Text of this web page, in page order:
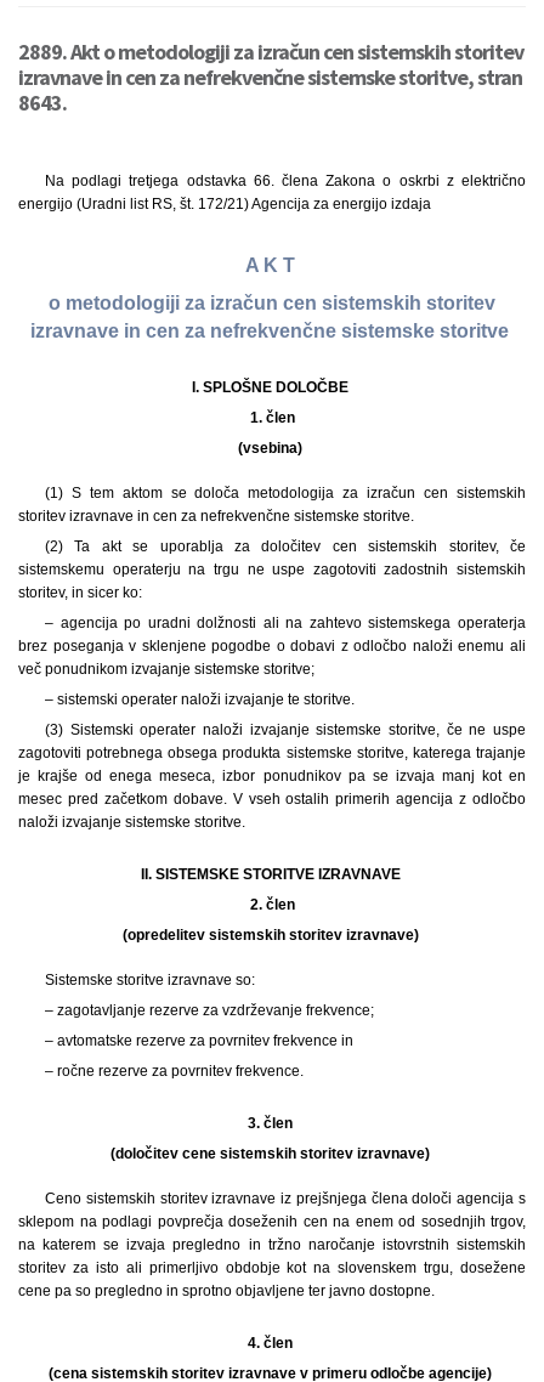
2889. Akt o metodologiji za izračun cen sistemskih storitev
izravnave in cen za nefrekvenčne sistemske storitve, stran
8643.
Na podlagi tretjega odstavka 66. člena Zakona o oskrbi z električno
energijo (Uradni list RS, št. 172/21) Agencija za energijo izdaja
A K T
o metodologiji za izračun cen sistemskih storitev
izravnave in cen za nefrekvenčne sistemske storitve
I. SPLOŠNE DOLOČBE
1. člen
(vsebina)
(1) S tem aktom se določa metodologija za izračun cen sistemskih
storitev izravnave in cen za nefrekvenčne sistemske storitve.
(2) Ta akt se uporablja za določitev cen sistemskih storitev, če
sistemskemu operaterju na trgu ne uspe zagotoviti zadostnih sistemskih
storitev, in sicer ko:
– agencija po uradni dolžnosti ali na zahtevo sistemskega operaterja
brez poseganja v sklenjene pogodbe o dobavi z odločbo naloži enemu ali
več ponudnikom izvajanje sistemske storitve;
– sistemski operater naloži izvajanje te storitve.
(3) Sistemski operater naloži izvajanje sistemske storitve, če ne uspe
zagotoviti potrebnega obsega produkta sistemske storitve, katerega trajanje
je krajše od enega meseca, izbor ponudnikov pa se izvaja manj kot en
mesec pred začetkom dobave. V vseh ostalih primerih agencija z odločbo
naloži izvajanje sistemske storitve.
II. SISTEMSKE STORITVE IZRAVNAVE
2. člen
(opredelitev sistemskih storitev izravnave)
Sistemske storitve izravnave so:
– zagotavljanje rezerve za vzdrževanje frekvence;
– avtomatske rezerve za povrnitev frekvence in
– ročne rezerve za povrnitev frekvence.
3. člen
(določitev cene sistemskih storitev izravnave)
Ceno sistemskih storitev izravnave iz prejšnjega člena določi agencija s
sklepom na podlagi povprečja doseženih cen na enem od sosednjih trgov,
na katerem se izvaja pregledno in tržno naročanje istovrstnih sistemskih
storitev za isto ali primerljivo obdobje kot na slovenskem trgu, dosežene
cene pa so pregledno in sprotno objavljene ter javno dostopne.
4. člen
(cena sistemskih storitev izravnave v primeru odločbe agencije)